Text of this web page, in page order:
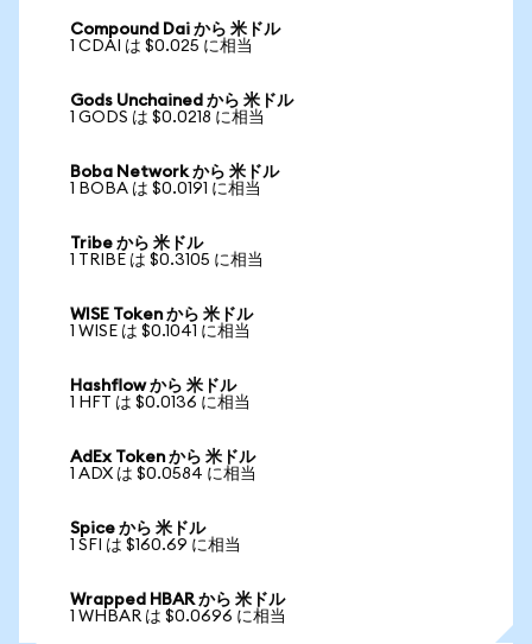
Compound Dai から 米ドル
1 CDAI は $0.025 に相当
Gods Unchained から 米ドル
1 GODS は $0.0218 に相当
Boba Network から 米ドル
1 BOBA は $0.0191 に相当
Tribe から 米ドル
1 TRIBE は $0.3105 に相当
WISE Token から 米ドル
1 WISE は $0.1041 に相当
Hashflow から 米ドル
1 HFT は $0.0136 に相当
AdEx Token から 米ドル
1 ADX は $0.0584 に相当
Spice から 米ドル
1 SFI は $160.69 に相当
Wrapped HBAR から 米ドル
1 WHBAR は $0.0696 に相当